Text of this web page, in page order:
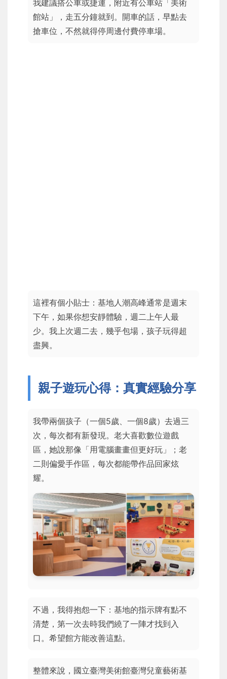
我建議搭公車或捷運，附近有公車站「美術
館站」，走五分鐘就到。開車的話，早點去
搶車位，不然就得停周邊付費停車場。
這裡有個小貼士：基地人潮高峰通常是週末
下午，如果你想安靜體驗，週二上午人最
少。我上次週二去，幾乎包場，孩子玩得超
盡興。
親子遊玩心得：真實經驗分享
我帶兩個孩子（一個5歲、一個8歲）去過三
次，每次都有新發現。老大喜歡數位遊戲
區，她說那像「用電腦畫畫但更好玩」；老
二則偏愛手作區，每次都能帶作品回家炫
耀。
不過，我得抱怨一下：基地的指示牌有點不
清楚，第一次去時我們繞了一陣才找到入
口。希望館方能改善這點。
整體來說，國立臺灣美術館臺灣兒童藝術基